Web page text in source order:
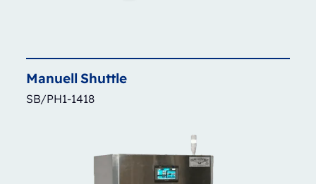
Manuell Shuttle
SB/PH1-1418